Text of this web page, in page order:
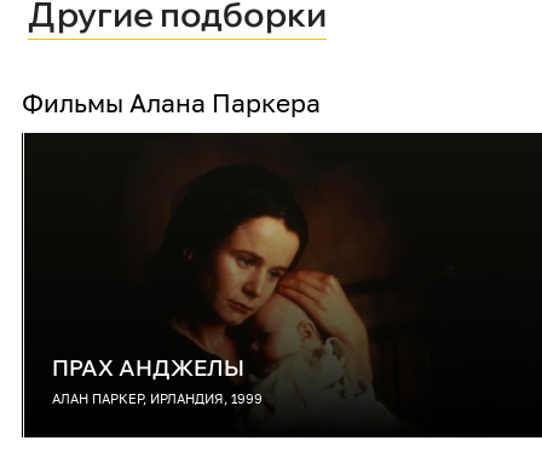
Другие подборки
Фильмы Алана Паркера
ПРАХ АНДЖЕЛЫ
АЛАН ПАРКЕР, ИРЛАНДИЯ, 1999